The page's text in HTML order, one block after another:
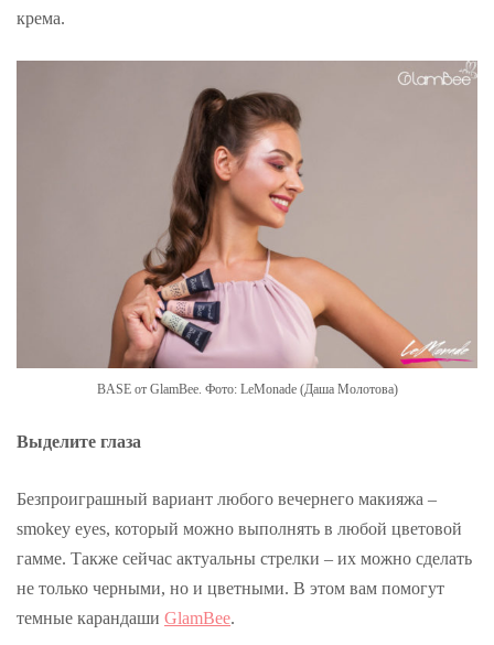
крема.
BASE от GlamBee. Фото: LeMonade (Даша Молотова)
Выделите глаза
Безпроиграшный вариант любого вечернего макияжа –
smokey eyes, который можно выполнять в любой цветовой
гамме. Также сейчас актуальны стрелки – их можно сделать
не только черными, но и цветными. В этом вам помогут
темные карандаши GlamBee.